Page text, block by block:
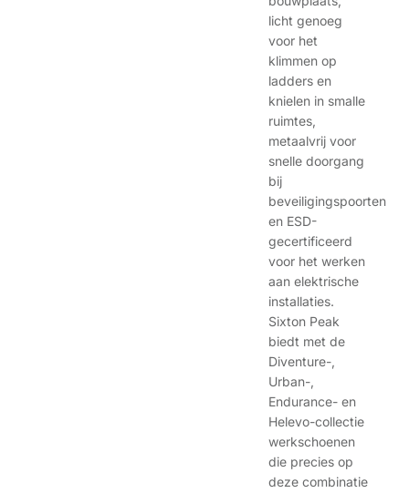
licht genoeg
voor het
klimmen op
ladders en
knielen in smalle
ruimtes,
metaalvrij voor
snelle doorgang
bij
beveiligingspoorten
en ESD-
gecertificeerd
voor het werken
aan elektrische
installaties.
Sixton Peak
biedt met de
Diventure-,
Urban-,
Endurance- en
Helevo-collectie
werkschoenen
die precies op
deze combinatie